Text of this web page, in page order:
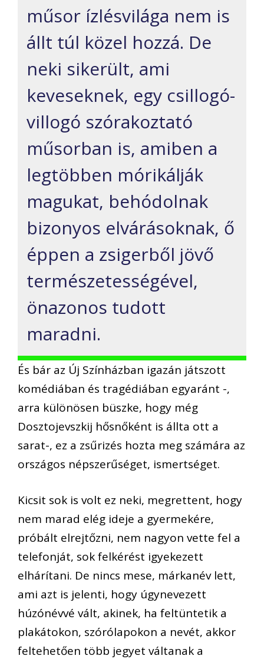
műsor ízlésvilága nem is
állt túl közel hozzá. De
neki sikerült, ami
keveseknek, egy csillogó-
villogó szórakoztató
műsorban is, amiben a
legtöbben mórikálják
magukat, behódolnak
bizonyos elvárásoknak, ő
éppen a zsigerből jövő
természetességével,
önazonos tudott
maradni.
És bár az Új Színházban igazán játszott
komédiában és tragédiában egyaránt -,
arra különösen büszke, hogy még
Dosztojevszkij hősnőként is állta ott a
sarat-, ez a zsűrizés hozta meg számára az
országos népszerűséget, ismertséget.
Kicsit sok is volt ez neki, megrettent, hogy
nem marad elég ideje a gyermekére,
próbált elrejtőzni, nem nagyon vette fel a
telefonját, sok felkérést igyekezett
elhárítani. De nincs mese, márkanév lett,
ami azt is jelenti, hogy úgynevezett
húzónévvé vált, akinek, ha feltüntetik a
plakátokon, szórólapokon a nevét, akkor
feltehetően több jegyet váltanak a